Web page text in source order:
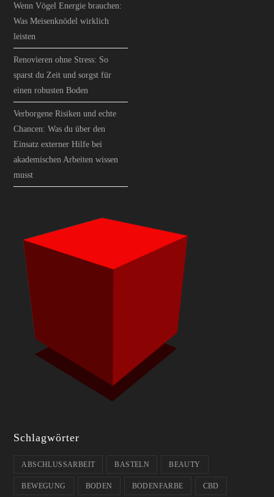
Wenn Vögel Energie brauchen:
Was Meisenknödel wirklich
leisten
Renovieren ohne Stress: So
sparst du Zeit und sorgst für
einen robusten Boden
Verborgene Risiken und echte
Chancen: Was du über den
Einsatz externer Hilfe bei
akademischen Arbeiten wissen
musst
Schlagwörter
ABSCHLUSSARBEIT BASTELN BEAUTY
BEWEGUNG BODEN BODENFARBE CBD